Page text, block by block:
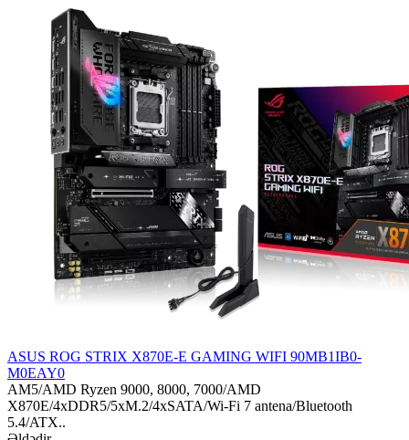
ASUS ROG STRIX X870E-E GAMING WIFI 90MB1IB0-
M0EAY0
AM5/AMD Ryzen 9000, 8000, 7000/AMD
X870E/4xDDR5/5xM.2/4xSATA/Wi-Fi 7 antena/Bluetooth
5.4/ATX..